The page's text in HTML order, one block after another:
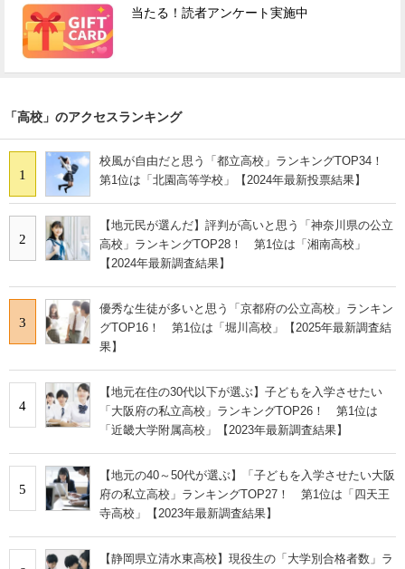
当たる！読者アンケート実施中
「高校」のアクセスランキング
1
校風が自由だと思う「都立高校」ランキングTOP34！
第1位は「北園高等学校」【2024年最新投票結果】
2
【地元民が選んだ】評判が高いと思う「神奈川県の公立
高校」ランキングTOP28！ 第1位は「湘南高校」
【2024年最新調査結果】
3
優秀な生徒が多いと思う「京都府の公立高校」ランキン
グTOP16！ 第1位は「堀川高校」【2025年最新調査結
果】
4
【地元在住の30代以下が選ぶ】子どもを入学させたい
「大阪府の私立高校」ランキングTOP26！ 第1位は
「近畿大学附属高校」【2023年最新調査結果】
5
【地元の40～50代が選ぶ】「子どもを入学させたい大阪
府の私立高校」ランキングTOP27！ 第1位は「四天王
寺高校」【2023年最新調査結果】
【静岡県立清水東高校】現役生の「大学別合格者数」ラ